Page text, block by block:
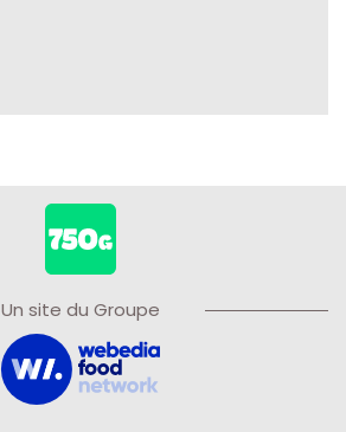
Un site du Groupe